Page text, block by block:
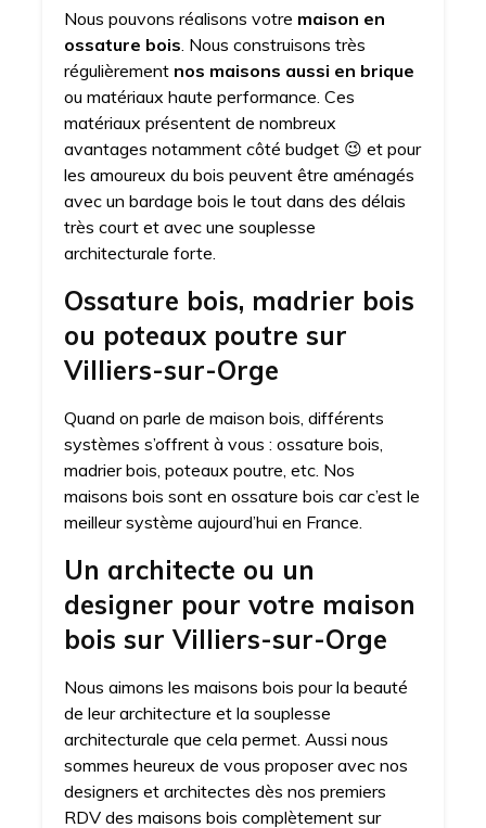
Nous pouvons réalisons votre maison en
ossature bois. Nous construisons très
régulièrement nos maisons aussi en brique
ou matériaux haute performance. Ces
matériaux présentent de nombreux
avantages notamment côté budget 😉 et pour
les amoureux du bois peuvent être aménagés
avec un bardage bois le tout dans des délais
très court et avec une souplesse
architecturale forte.
Ossature bois, madrier bois
ou poteaux poutre sur
Villiers-sur-Orge
Quand on parle de maison bois, différents
systèmes s’offrent à vous : ossature bois,
madrier bois, poteaux poutre, etc. Nos
maisons bois sont en ossature bois car c’est le
meilleur système aujourd’hui en France.
Un architecte ou un
designer pour votre maison
bois sur Villiers-sur-Orge
Nous aimons les maisons bois pour la beauté
de leur architecture et la souplesse
architecturale que cela permet. Aussi nous
sommes heureux de vous proposer avec nos
designers et architectes dès nos premiers
RDV des maisons bois complètement sur